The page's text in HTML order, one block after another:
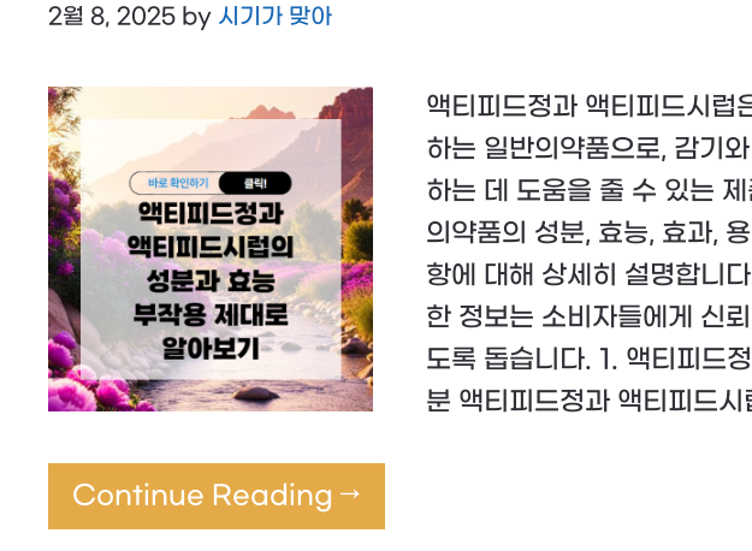
2월 8, 2025 by 시기가 맞아
액티피드정과 액티피드시럽
하는 일반의약품으로, 감기
하는 데 도움을 줄 수 있는
의약품의 성분, 효능, 효과,
항에 대해 상세히 설명합니
한 정보는 소비자들에게 신
도록 돕습니다. 1. 액티피드
분 액티피드정과 액티피드시
Continue Reading →